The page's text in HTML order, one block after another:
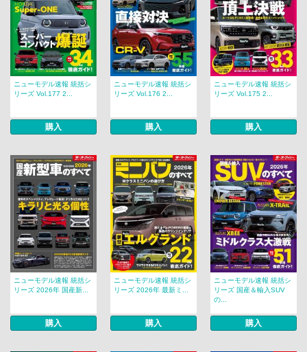
ニューモデル速報 統括シ
リーズ Vol.177 2...
購入
ニューモデル速報 統括シ
リーズ Vol.176 2...
購入
ニューモデル速報 統括シ
リーズ Vol.175 2...
購入
ニューモデル速報 統括シ
リーズ 2026年 国産新...
購入
ニューモデル速報 統括シ
リーズ 2026年 最新ミ...
購入
ニューモデル速報 統括シ
リーズ 国産＆輸入SUV
の...
購入